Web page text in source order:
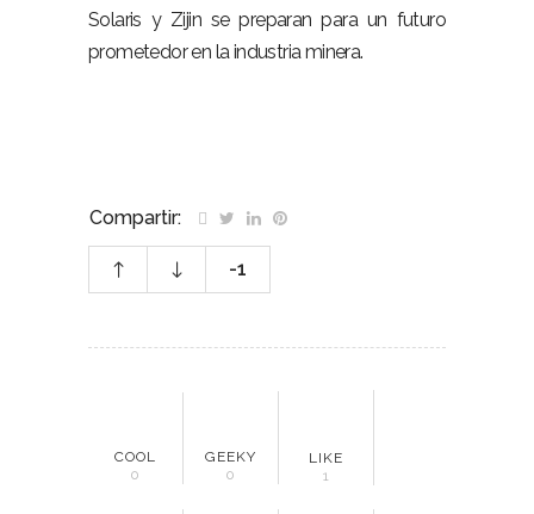
Solaris y Zijin se preparan para un futuro
prometedor en la industria minera.
Compartir:
-1
COOL
0
GEEKY
0
LIKE
1